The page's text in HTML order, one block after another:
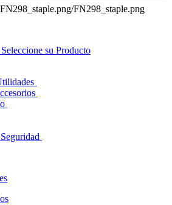
Seleccione su Producto